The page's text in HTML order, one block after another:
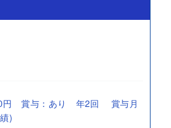
円 賞与：あり 年2回 賞与月
)